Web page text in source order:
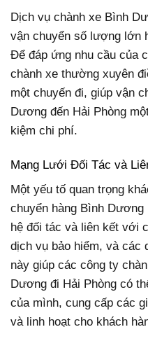
Dịch vụ chành xe Bình
vận chuyển số lượng lớn
Để đáp ứng nhu cầu của
chành xe thường xuyên
một chuyến đi, giúp vận
Dương đến Hải Phòng
kiệm chi phí.
Mạng Lưới Đối Tác và
Một yếu tố quan trọng
chuyển hàng Bình
hệ đối tác và liên kết với
dịch vụ bảo hiểm, và các
này giúp các công ty
Dương đi Hải Phòng có
của mình, cung cấp các
và linh hoạt cho khách